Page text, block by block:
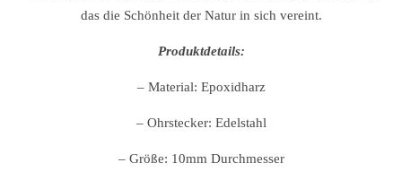
das die Schönheit der Natur in sich vereint.
Produktdetails:
– Material: Epoxidharz
– Ohrstecker: Edelstahl
– Größe: 10mm Durchmesser